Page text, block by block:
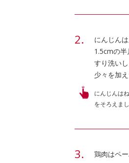
にんじん
1.5cmの
すり洗い
少々を加
にんじんは
をそろえまし
鶏肉はペ